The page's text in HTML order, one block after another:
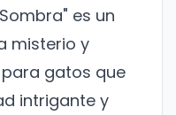
es un
misterio y
gatos que
intrigante y